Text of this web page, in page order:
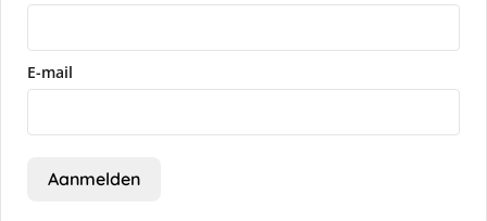
E-mail
Aanmelden